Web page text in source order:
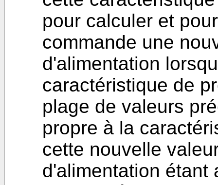
pour calculer et
commande une
d'alimentation
caractéristique de
plage de valeurs
propre à la
cette nouvelle
d'alimentation étant